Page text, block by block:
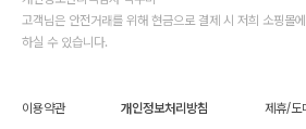
고객님은 안전거래를 위해 현금으로 결제 시 저희 소핑몰
하실 수 있습니다.
이용약관 개인정보처리방침 제휴/도